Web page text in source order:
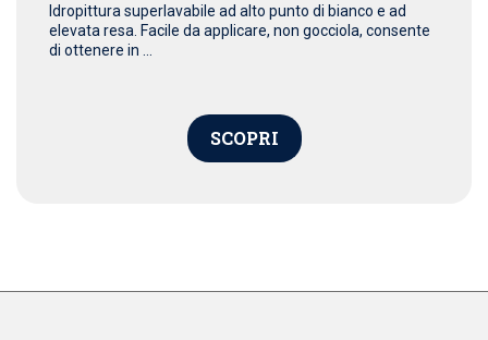
Idropittura superlavabile ad alto punto di bianco e ad
elevata resa. Facile da applicare, non gocciola, consente
di ottenere in ...
SCOPRI